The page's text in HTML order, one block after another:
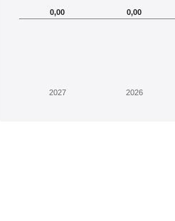
0,00 0,00
2027 2026